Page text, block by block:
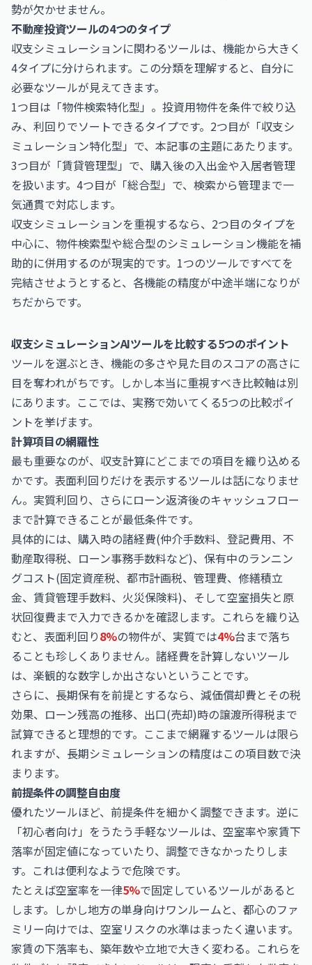
勢が欠かせません。
不動産投資ツールの4つのタイプ
収支シミュレーションに関わるツールは、機能から大きく
4タイプに分けられます。この分類を理解すると、自分に
必要なツールが見えてきます。
1つ目は「物件検索特化型」。投資用物件を条件で絞り込
み、利回りでソートできるタイプです。2つ目が「収支シ
ミュレーション特化型」で、本記事の主題にあたります。
3つ目が「賃貸管理型」で、購入後の入出金や入居者管理
を扱います。4つ目が「総合型」で、検索から管理まで一
気通貫で対応します。
収支シミュレーションを重視するなら、2つ目のタイプを
中心に、物件検索型や総合型のシミュレーション機能を補
助的に併用するのが現実的です。1つのツールですべてを
完結させようとすると、各機能の精度が中途半端になりが
ちだからです。
収支シミュレーションAIツールを比較する5つのポイント
ツールを選ぶとき、機能の多さや見た目のスコアの高さに
目を奪われがちです。しかし本当に重視すべき比較軸は別
にあります。ここでは、実務で効いてくる5つの比較ポイ
ントを挙げます。
計算項目の網羅性
最も重要なのが、収支計算にどこまでの項目を織り込める
かです。表面利回りだけを表示するツールは話になりませ
ん。実質利回り、さらにローン返済後のキャッシュフロー
まで計算できることが最低条件です。
具体的には、購入時の諸経費(仲介手数料、登記費用、不
動産取得税、ローン事務手数料など)、保有中のランニン
グコスト(固定資産税、都市計画税、管理費、修繕積立
金、賃貸管理手数料、火災保険料)、そして空室損失と原
状回復費まで入力できるかを確認します。これらを織り込
むと、表面利回り8%の物件が、実質では4%台まで落ち
ることも珍しくありません。諸経費を計算しないツール
は、楽観的な数字しか出さないということです。
さらに、長期保有を前提とするなら、減価償却費とその税
効果、ローン残高の推移、出口(売却)時の譲渡所得税まで
試算できると理想的です。ここまで網羅するツールは限ら
れますが、長期シミュレーションの精度はこの項目数で決
まります。
前提条件の調整自由度
優れたツールほど、前提条件を細かく調整できます。逆に
「初心者向け」をうたう手軽なツールは、空室率や家賃下
落率が固定値になっていたり、調整できなかったりしま
す。これは便利なようで危険です。
たとえば空室率を一律5%で固定しているツールがあると
します。しかし地方の単身向けワンルームと、都心のファ
ミリー向けでは、空室リスクの水準はまったく違います。
家賃の下落率も、築年数や立地で大きく変わる。これらを